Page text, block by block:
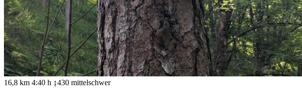
16,8 km 4:40 h ↨430 mittelschwer